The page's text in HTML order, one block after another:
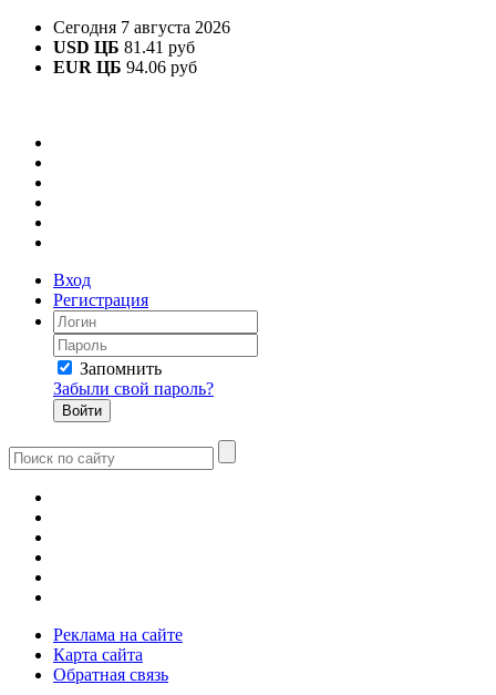
Сегодня 7 августа 2026
USD ЦБ 81.41 руб
EUR ЦБ 94.06 руб
Вход
Регистрация
Запомнить
Забыли свой пароль?
Реклама на сайте
Карта сайта
Обратная связь